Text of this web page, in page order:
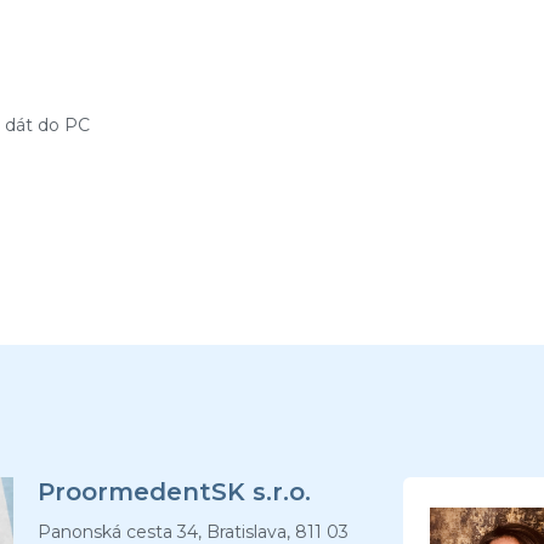
dát do PC
ProormedentSK s.r.o.
Panonská cesta 34, Bratislava, 811 03